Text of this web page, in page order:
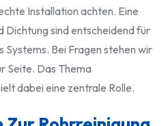
Installation achten. Eine
Dichtung sind entscheidend für
Systems. Bei Fragen stehen wir
Seite. Das Thema
dabei eine zentrale Rolle.